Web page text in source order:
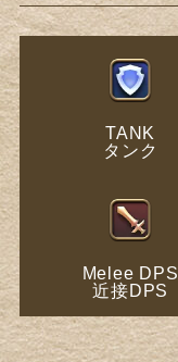
TANK
タンク
Melee DPS
近接DPS